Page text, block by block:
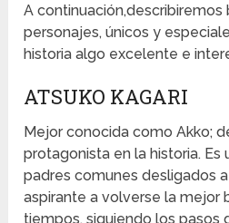
A
personajes, únicos y
historia algo excelente e
ATSUKO KAGARI
Mejor conocida como Akko;
protagonista en la historia. Es
padres comunes desligados
aspirante a volverse la mejor
tiempos, siguiendo los pasos